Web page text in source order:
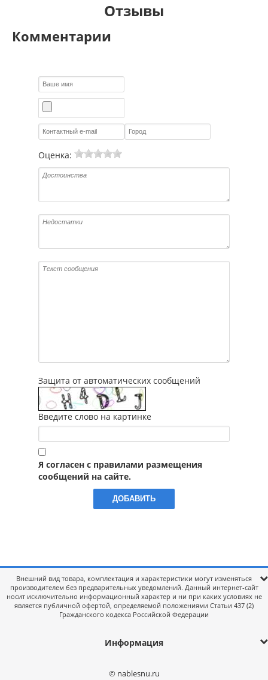
Отзывы
Комментарии
Оценка:
Защита от автоматических сообщений
Введите слово на картинке
Я согласен с правилами размещения
сообщений на сайте.
Внешний вид товара, комплектация и характеристики могут изменяться
производителем без предварительных уведомлений. Данный интернет-сайт
носит исключительно информационный характер и ни при каких условиях не
является публичной офертой, определяемой положениями Статьи 437 (2)
Гражданского кодекса Российской Федерации
Информация
© nablesnu.ru